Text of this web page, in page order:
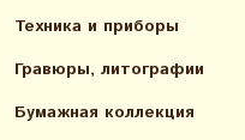
Техника и приборы
Гравюры, литографии
Бумажная коллекция